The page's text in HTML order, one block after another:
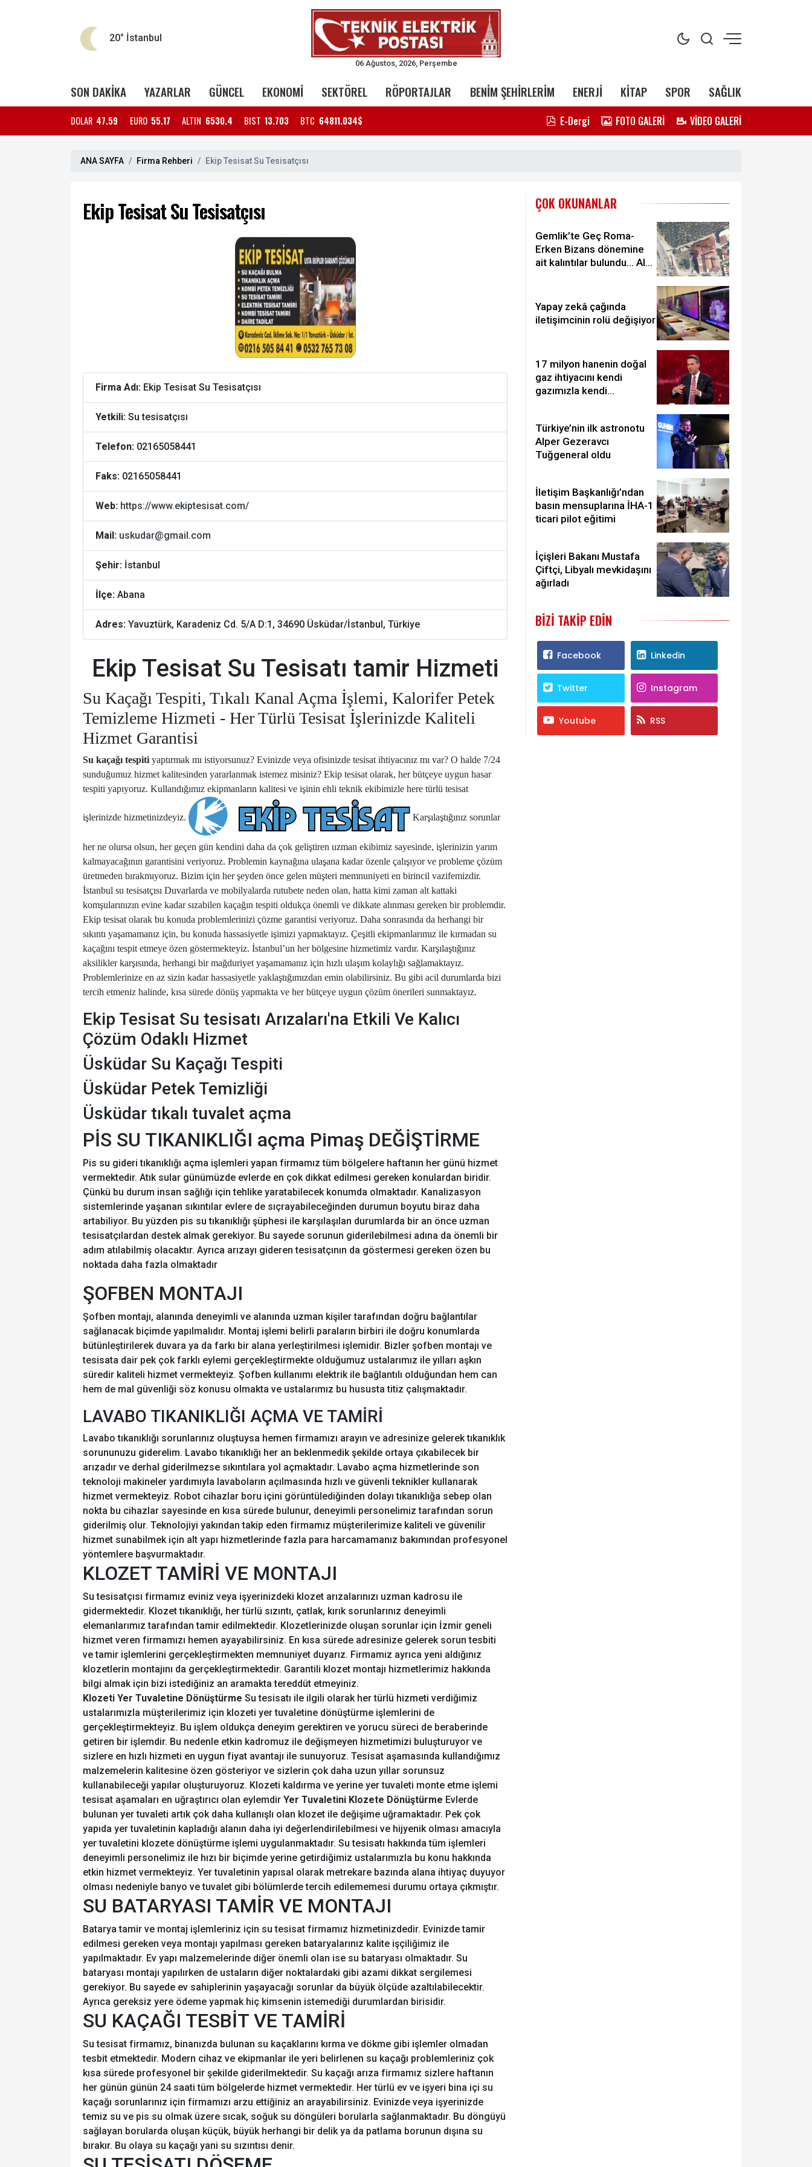
20° İstanbul
06 Ağustos, 2026, Perşembe
SON DAKİKA YAZARLAR GÜNCEL EKONOMİ SEKTÖREL RÖPORTAJLAR BENİM ŞEHİRLERİM ENERJİ KİTAP SPOR SAĞLIK
DOLAR 47.59 EURO 55.17 ALTIN 6530.4 BIST 13.703 BTC 64811.034$ E-Dergi FOTO GALERİ VİDEO GALERİ
ANA SAYFA Firma Rehberi Ekip Tesisat Su Tesisatçısı
Ekip Tesisat Su Tesisatçısı
Firma Adı: Ekip Tesisat Su Tesisatçısı
Yetkili: Su tesisatçısı
Telefon: 02165058441
Faks: 02165058441
Web: https://www.ekiptesisat.com/
Mail: uskudar@gmail.com
Şehir: İstanbul
İlçe: Abana
Adres: Yavuztürk, Karadeniz Cd. 5/A D:1, 34690 Üsküdar/İstanbul, Türkiye
Ekip Tesisat Su Tesisatı tamir Hizmeti
Su Kaçağı Tespiti, Tıkalı Kanal Açma İşlemi, Kalorifer Petek
Temizleme Hizmeti - Her Türlü Tesisat İşlerinizde Kaliteli
Hizmet Garantisi
Su kaçağı tespiti yaptırmak mı istiyorsunuz? Evinizde veya ofisinizde tesisat ihtiyacınız mı var? O halde 7/24
sunduğumuz hizmet kalitesinden yararlanmak istemez misiniz? Ekip tesisat olarak, her bütçeye uygun hasar
tespiti yapıyoruz. Kullandığımız ekipmanların kalitesi ve işinin ehli teknik ekibimizle here türlü tesisat
işlerinizde hizmetinizdeyiz. Karşılaştığınız sorunlar
her ne olursa olsun, her geçen gün kendini daha da çok geliştiren uzman ekibimiz sayesinde, işlerinizin yarım
kalmayacağının garantisini veriyoruz. Problemin kaynağına ulaşana kadar özenle çalışıyor ve probleme çözüm
üretmeden bırakmıyoruz. Bizim için her şeyden önce gelen müşteri memnuniyeti en birincil vazifemizdir.
İstanbul su tesisatçısı Duvarlarda ve mobilyalarda rutubete neden olan, hatta kimi zaman alt kattaki
komşularınızın evine kadar sızabilen kaçağın tespiti oldukça önemli ve dikkate alınması gereken bir problemdir.
Ekip tesisat olarak bu konuda problemlerinizi çözme garantisi veriyoruz. Daha sonrasında da herhangi bir
sıkıntı yaşamamanız için, bu konuda hassasiyetle işimizi yapmaktayız. Çeşitli ekipmanlarımız ile kırmadan su
kaçağını tespit etmeye özen göstermekteyiz. İstanbul’un her bölgesine hizmetimiz vardır. Karşılaştığınız
aksilikler karşısında, herhangi bir mağduriyet yaşamamanız için hızlı ulaşım kolaylığı sağlamaktayız.
Problemlerinize en az sizin kadar hassasiyetle yaklaştığımızdan emin olabilirsiniz. Bu gibi acil durumlarda bizi
tercih etmeniz halinde, kısa sürede dönüş yapmakta ve her bütçeye uygun çözüm önerileri sunmaktayız.
Ekip Tesisat Su tesisatı Arızaları'na Etkili Ve Kalıcı
Çözüm Odaklı Hizmet
Üsküdar Su Kaçağı Tespiti
Üsküdar Petek Temizliği
Üsküdar tıkalı tuvalet açma
PİS SU TIKANIKLIĞI açma Pimaş DEĞİŞTİRME
Pis su gideri tıkanıklığı açma işlemleri yapan firmamız tüm bölgelere haftanın her günü hizmet
vermektedir. Atık sular günümüzde evlerde en çok dikkat edilmesi gereken konulardan biridir.
Çünkü bu durum insan sağlığı için tehlike yaratabilecek konumda olmaktadır. Kanalizasyon
sistemlerinde yaşanan sıkıntılar evlere de sıçrayabileceğinden durumun boyutu biraz daha
artabiliyor. Bu yüzden pis su tıkanıklığı şüphesi ile karşılaşılan durumlarda bir an önce uzman
tesisatçılardan destek almak gerekiyor. Bu sayede sorunun giderilebilmesi adına da önemli bir
adım atılabilmiş olacaktır. Ayrıca arızayı gideren tesisatçının da göstermesi gereken özen bu
noktada daha fazla olmaktadır
ŞOFBEN MONTAJI
Şofben montajı, alanında deneyimli ve alanında uzman kişiler tarafından doğru bağlantılar
sağlanacak biçimde yapılmalıdır. Montaj işlemi belirli paraların birbiri ile doğru konumlarda
bütünleştirilerek duvara ya da farkı bir alana yerleştirilmesi işlemidir. Bizler şofben montajı ve
tesisata dair pek çok farklı eylemi gerçekleştirmekte olduğumuz ustalarımız ile yılları aşkın
süredir kaliteli hizmet vermekteyiz. Şofben kullanımı elektrik ile bağlantılı olduğundan hem can
hem de mal güvenliği söz konusu olmakta ve ustalarımız bu hususta titiz çalışmaktadır.
LAVABO TIKANIKLIĞI AÇMA VE TAMİRİ
Lavabo tıkanıklığı sorunlarınız oluştuysa hemen firmamızı arayın ve adresinize gelerek tıkanıklık
sorununuzu giderelim. Lavabo tıkanıklığı her an beklenmedik şekilde ortaya çıkabilecek bir
arızadır ve derhal giderilmezse sıkıntılara yol açmaktadır. Lavabo açma hizmetlerinde son
teknoloji makineler yardımıyla lavaboların açılmasında hızlı ve güvenli teknikler kullanarak
hizmet vermekteyiz. Robot cihazlar boru içini görüntülediğinden dolayı tıkanıklığa sebep olan
nokta bu cihazlar sayesinde en kısa sürede bulunur, deneyimli personelimiz tarafından sorun
giderilmiş olur. Teknolojiyi yakından takip eden firmamız müşterilerimize kaliteli ve güvenilir
hizmet sunabilmek için alt yapı hizmetlerinde fazla para harcamamanız bakımından profesyonel
yöntemlere başvurmaktadır.
KLOZET TAMİRİ VE MONTAJI
Su tesisatçısı firmamız eviniz veya işyerinizdeki klozet arızalarınızı uzman kadrosu ile
gidermektedir. Klozet tıkanıklığı, her türlü sızıntı, çatlak, kırık sorunlarınız deneyimli
elemanlarımız tarafından tamir edilmektedir. Klozetlerinizde oluşan sorunlar için İzmir geneli
hizmet veren firmamızı hemen ayayabilirsiniz. En kısa sürede adresinize gelerek sorun tesbiti
ve tamir işlemlerini gerçekleştirmekten memnuniyet duyarız. Firmamız ayrıca yeni aldığınız
klozetlerin montajını da gerçekleştirmektedir. Garantili klozet montajı hizmetlerimiz hakkında
bilgi almak için bizi istediğiniz an aramakta tereddüt etmeyiniz.
Klozeti Yer Tuvaletine Dönüştürme Su tesisatı ile ilgili olarak her türlü hizmeti verdiğimiz
ustalarımızla müşterilerimiz için klozeti yer tuvaletine dönüştürme işlemlerini de
gerçekleştirmekteyiz. Bu işlem oldukça deneyim gerektiren ve yorucu süreci de beraberinde
getiren bir işlemdir. Bu nedenle etkin kadromuz ile değişmeyen hizmetimizi buluşturuyor ve
sizlere en hızlı hizmeti en uygun fiyat avantajı ile sunuyoruz. Tesisat aşamasında kullandığımız
malzemelerin kalitesine özen gösteriyor ve sizlerin çok daha uzun yıllar sorunsuz
kullanabileceği yapılar oluşturuyoruz. Klozeti kaldırma ve yerine yer tuvaleti monte etme işlemi
tesisat aşamaları en uğraştırıcı olan eylemdir Yer Tuvaletini Klozete Dönüştürme Evlerde
bulunan yer tuvaleti artık çok daha kullanışlı olan klozet ile değişime uğramaktadır. Pek çok
yapıda yer tuvaletinin kapladığı alanın daha iyi değerlendirilebilmesi ve hijyenik olması amacıyla
yer tuvaletini klozete dönüştürme işlemi uygulanmaktadır. Su tesisatı hakkında tüm işlemleri
deneyimli personelimiz ile hızı bir biçimde yerine getirdiğimiz ustalarımızla bu konu hakkında
etkin hizmet vermekteyiz. Yer tuvaletinin yapısal olarak metrekare bazında alana ihtiyaç duyuyor
olması nedeniyle banyo ve tuvalet gibi bölümlerde tercih edilememesi durumu ortaya çıkmıştır.
SU BATARYASI TAMİR VE MONTAJI
Batarya tamir ve montaj işlemleriniz için su tesisat firmamız hizmetinizdedir. Evinizde tamir
edilmesi gereken veya montajı yapılması gereken bataryalarınız kalite işçiliğimiz ile
yapılmaktadır. Ev yapı malzemelerinde diğer önemli olan ise su bataryası olmaktadır. Su
bataryası montajı yapılırken de ustaların diğer noktalardaki gibi azami dikkat sergilemesi
gerekiyor. Bu sayede ev sahiplerinin yaşayacağı sorunlar da büyük ölçüde azaltılabilecektir.
Ayrıca gereksiz yere ödeme yapmak hiç kimsenin istemediği durumlardan birisidir.
SU KAÇAĞI TESBİT VE TAMİRİ
Su tesisat firmamız, binanızda bulunan su kaçaklarını kırma ve dökme gibi işlemler olmadan
tesbit etmektedir. Modern cihaz ve ekipmanlar ile yeri belirlenen su kaçağı problemleriniz çok
kısa sürede profesyonel bir şekilde giderilmektedir. Su kaçağı arıza firmamız sizlere haftanın
her günün günün 24 saati tüm bölgelerde hizmet vermektedir. Her türlü ev ve işyeri bina içi su
kaçağı sorunlarınız için firmamızı arzu ettiğiniz an arayabilirsiniz. Evinizde veya işyerinizde
temiz su ve pis su olmak üzere sıcak, soğuk su döngüleri borularla sağlanmaktadır. Bu döngüyü
sağlayan borularda oluşan küçük, büyük herhangi bir delik ya da patlama borunun dışına su
bırakır. Bu olaya su kaçağı yani su sızıntısı denir.
ÇOK OKUNANLAR
Gemlik’te Geç Roma-
Erken Bizans dönemine
ait kalıntılar bulundu... Alan
Yapay zekâ çağında
iletişimcinin rolü değişiyor
17 milyon hanenin doğal
gaz ihtiyacını kendi
gazımızla kendi
Türkiye’nin ilk astronotu
Alper Gezeravcı
Tuğgeneral oldu
İletişim Başkanlığı’ndan
basın mensuplarına İHA-1
ticari pilot eğitimi
İçişleri Bakanı Mustafa
Çiftçi, Libyalı mevkidaşını
ağırladı
BIZI TAKIP EDIN
Facebook Linkedin
Twitter Instagram
Youtube RSS